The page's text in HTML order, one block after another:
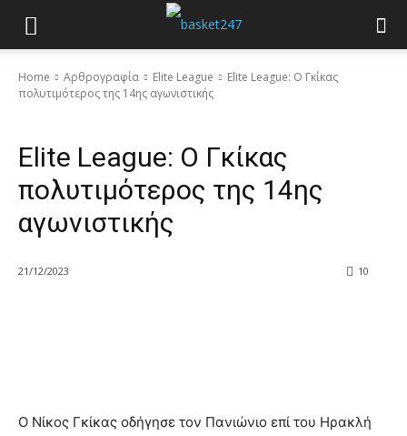
Home Αρθρογραφία Elite League
Elite League: Ο Γκίκας
πολυτιμότερος της 14ης αγωνιστικής
Elite League: Ο Γκίκας
πολυτιμότερος της 14ης
αγωνιστικής
21/12/2023 10
Ο Νίκος Γκίκας οδήγησε τον Πανιώνιο επί του Ηρακλή